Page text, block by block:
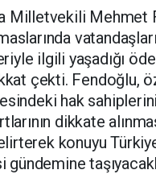
Milletvekili Mehmet
ilgili yaşadığı
çekti. Fendoğlu,
hak
dikkate
konuyu